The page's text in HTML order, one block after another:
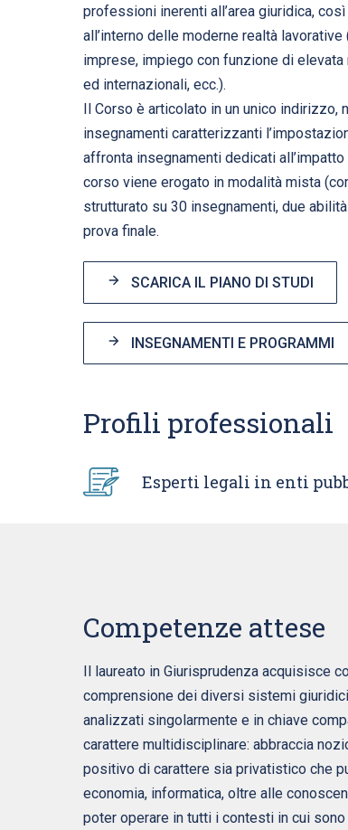
professioni inerenti all’area giuridica,
all’interno delle moderne realtà
imprese, impiego con funzione di
ed internazionali, ecc.).
Il Corso è articolato in un unico indirizzo,
insegnamenti caratterizzanti
affronta insegnamenti dedicati
corso viene erogato in modalità mista
strutturato su 30 insegnamenti, due
prova finale.
SCARICA IL PIANO DI STUDI
INSEGNAMENTI E PROGRAMMI
Profili professionali
Esperti legali in enti
Competenze attese
Il laureato in Giurisprudenza acquisisce
comprensione dei diversi sistemi
analizzati singolarmente e in chiave
carattere multidisciplinare: abbraccia
positivo di carattere sia privatistico che
economia, informatica, oltre alle
poter operare in tutti i contesti in cui